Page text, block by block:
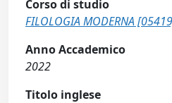
Corso di studio
FILOLOGIA MODERNA
Anno Accademico
2022
Titolo inglese